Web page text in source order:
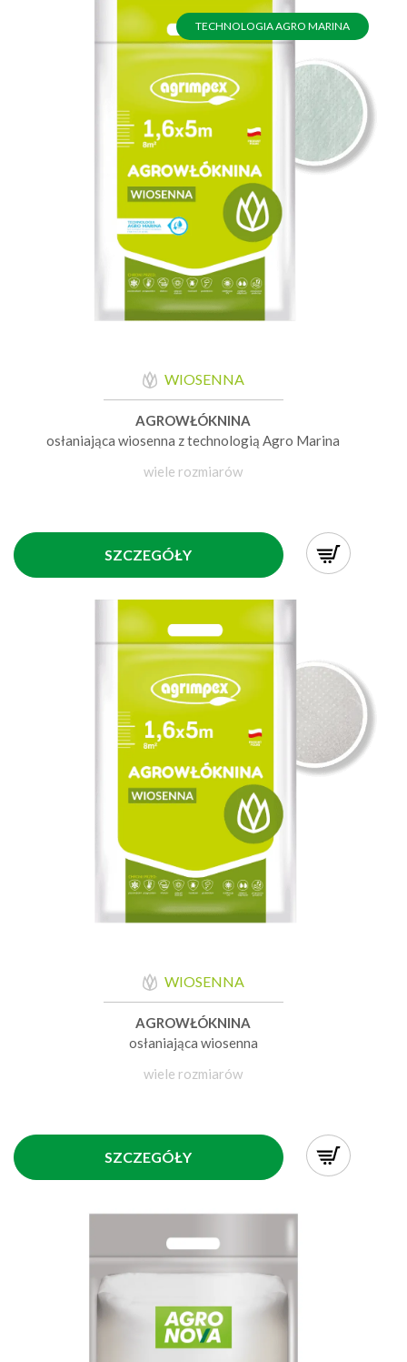
TECHNOLOGIA AGRO MARINA
WIOSENNA
AGROWŁÓKNINA
osłaniająca wiosenna z technologią Agro Marina
wiele rozmiarów
SZCZEGÓŁY
WIOSENNA
AGROWŁÓKNINA
osłaniająca wiosenna
wiele rozmiarów
SZCZEGÓŁY